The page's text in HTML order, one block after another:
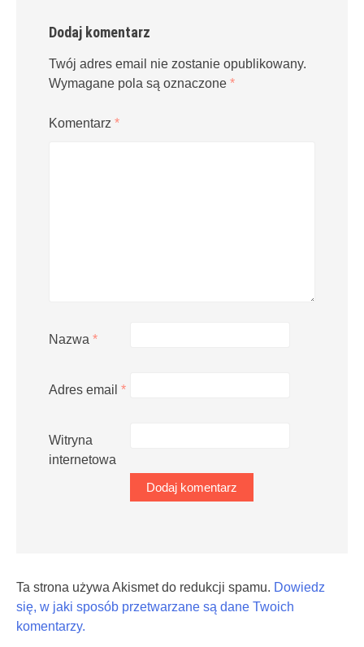
Dodaj komentarz
Twój adres email nie zostanie opublikowany.
Wymagane pola są oznaczone *
Komentarz *
Nazwa *
Adres email *
Witryna
internetowa
Ta strona używa Akismet do redukcji spamu. Dowiedz
się, w jaki sposób przetwarzane są dane Twoich
komentarzy.